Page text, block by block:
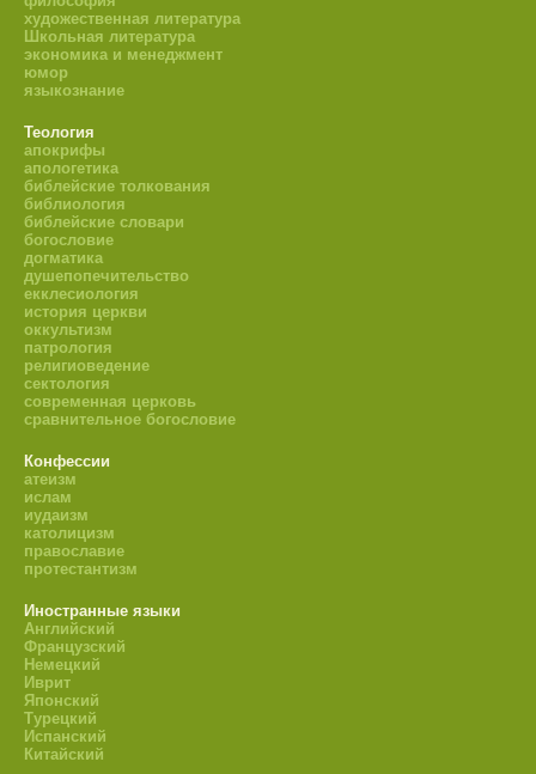
художественная литература
Школьная литература
экономика и менеджмент
юмор
языкознание
Теология
апокрифы
апологетика
библейские толкования
библиология
библейские словари
богословие
догматика
душепопечительство
екклесиология
история церкви
оккультизм
патрология
религиоведение
сектология
современная церковь
сравнительное богословие
Конфессии
атеизм
ислам
иудаизм
католицизм
православие
протестантизм
Иностранные языки
Английский
Французский
Немецкий
Иврит
Японский
Турецкий
Испанский
Китайский